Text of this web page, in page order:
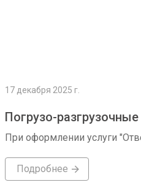
17 декабря 2025 г.
Погрузо-
При оформлении услуги
Подробнее